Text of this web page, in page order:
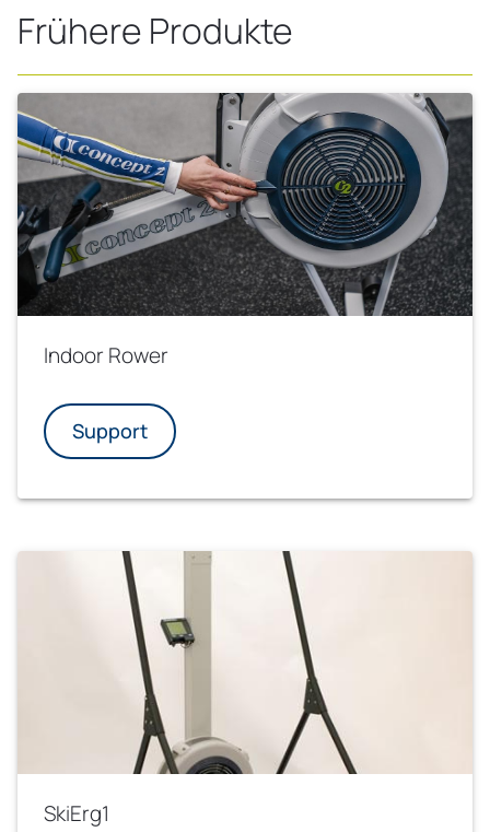
Frühere Produkte
Indoor Rower
Support
SkiErg1